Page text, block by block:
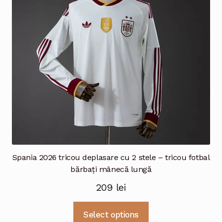
fi
alese
pagina
produsului.
Spania 2026 tricou deplasare cu 2 stele – tricou fotbal
bărbați mânecă lungă
209 lei
Select options